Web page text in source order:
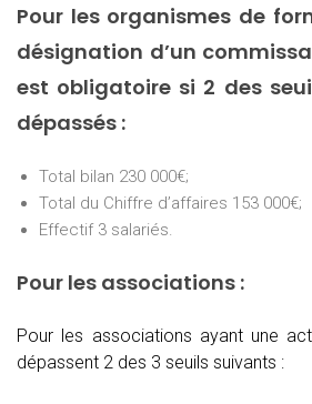
Pour les organismes de
désignation d’un
est obligatoire si 2 des
dépassés :
Total bilan 230 000€;
Total du Chiffre d’affaires 153 000€;
Effectif 3 salariés.
Pour les associations :
Pour les associations ayant une
dépassent 2 des 3 seuils suivants :